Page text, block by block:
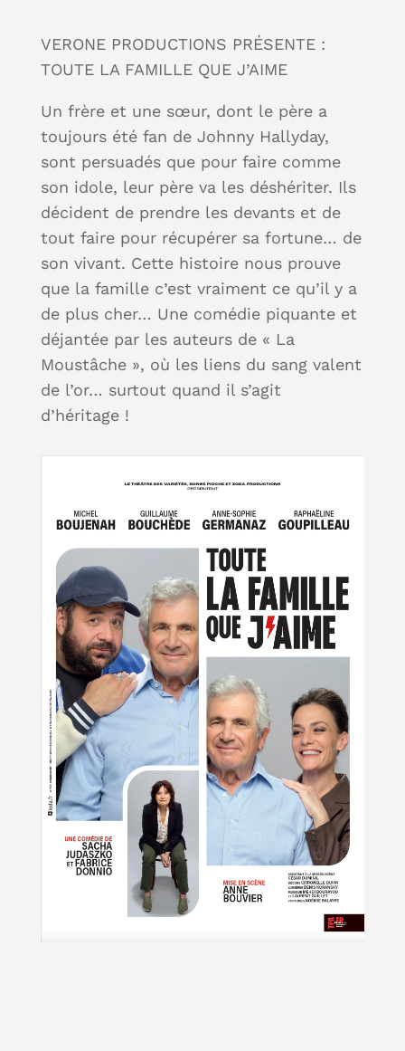
VERONE PRODUCTIONS PRÉSENTE :
TOUTE LA FAMILLE QUE J’AIME
Un frère et une sœur, dont le père a
toujours été fan de Johnny Hallyday,
sont persuadés que pour faire comme
son idole, leur père va les déshériter. Ils
décident de prendre les devants et de
tout faire pour récupérer sa fortune… de
son vivant. Cette histoire nous prouve
que la famille c’est vraiment ce qu’il y a
de plus cher… Une comédie piquante et
déjantée par les auteurs de « La
Moustâche », où les liens du sang valent
de l’or… surtout quand il s’agit
d’héritage !